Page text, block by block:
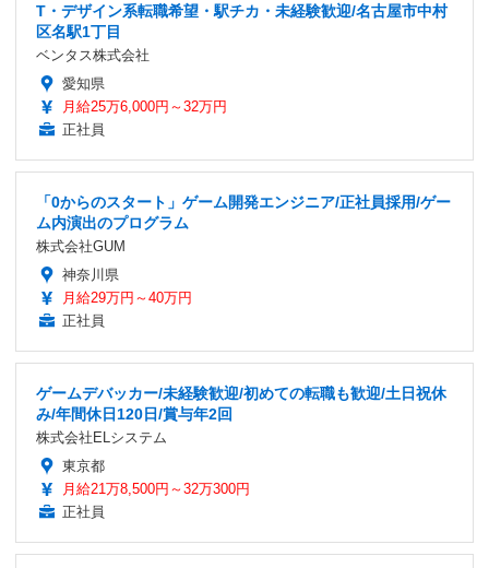
T・デザイン系転職希望・駅チカ・未経験歓迎/名古屋市中村
区名駅1丁目
ベンタス株式会社
愛知県
月給25万6,000円～32万円
正社員
「0からのスタート」ゲーム開発エンジニア/正社員採用/ゲー
ム内演出のプログラム
株式会社GUM
神奈川県
月給29万円～40万円
正社員
ゲームデバッカー/未経験歓迎/初めての転職も歓迎/土日祝休
み/年間休日120日/賞与年2回
株式会社ELシステム
東京都
月給21万8,500円～32万300円
正社員